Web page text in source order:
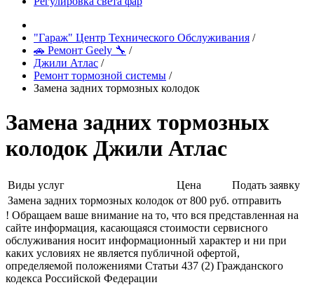
"Гараж" Центр Технического Обслуживания /
🚗 Ремонт Geely 🔧 /
Джили Атлас /
Ремонт тормозной системы /
Замена задних тормозных колодок
Замена задних тормозных
колодок Джили Атлас
Виды услуг Цена
Подать заявку
Замена задних тормозных колодок от 800 руб. отправить
! Обращаем ваше внимание на то, что вся представленная на
сайте информация, касающаяся стоимости сервисного
обслуживания носит информационный характер и ни при
каких условиях не является публичной офертой,
определяемой положениями Статьи 437 (2) Гражданского
кодекса Российской Федерации